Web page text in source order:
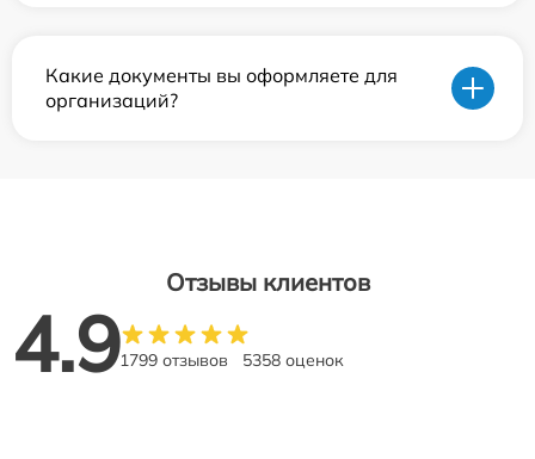
Какие документы вы оформляете для
организаций?
Отзывы клиентов
4.91799 отзывов 5358 оценок